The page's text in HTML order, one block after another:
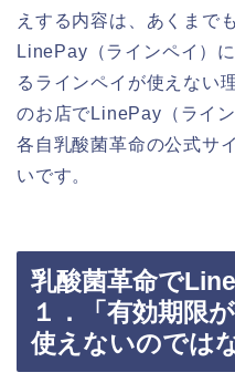
えする内容は、あくまで
LinePay（ラインペイ）
るラインペイが使えない
のお店でLinePay（ライ
各自乳酸菌革命の公式サ
いです。
乳酸菌革命で
１．「有効期限
使えないのでは